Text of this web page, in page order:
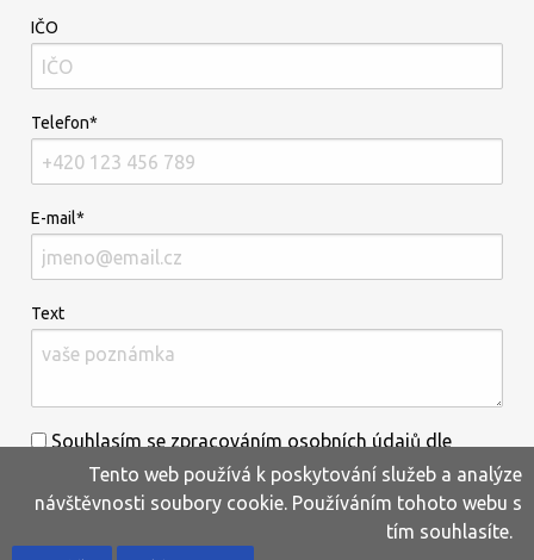
IČO
Telefon*
E-mail*
Text
Souhlasím se zpracováním osobních údajů dle
informací uvedenýchzde.*
Tento web používá k poskytování služeb a analýze
návštěvnosti soubory cookie. Používáním tohoto webu s
tím souhlasíte.